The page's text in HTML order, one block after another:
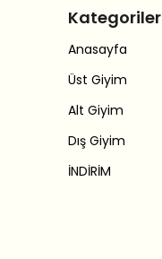
Kategoriler
Anasayfa
Üst Giyim
Alt Giyim
Dış Giyim
İNDİRİM